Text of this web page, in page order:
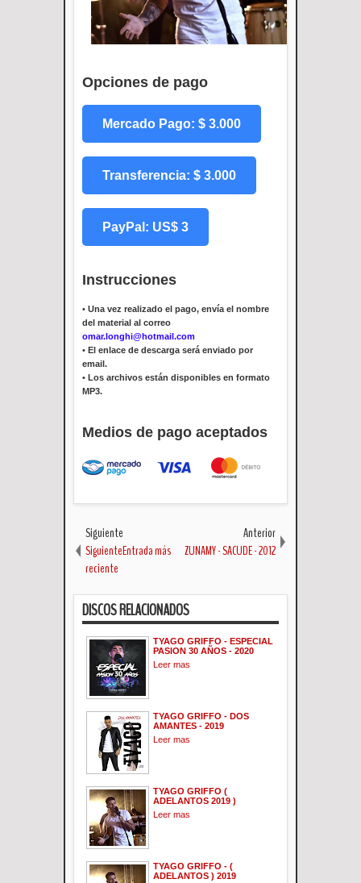
Opciones de pago
Mercado Pago: $ 3.000
Transferencia: $ 3.000
PayPal: US$ 3
Instrucciones
• Una vez realizado el pago, envía el nombre
del material al correo
omar.longhi@hotmail.com
• El enlace de descarga será enviado por
email.
• Los archivos están disponibles en formato
MP3.
Medios de pago aceptados
Siguiente
SiguienteEntrada más
reciente
Anterior
ZUNAMY - SACUDE - 2012
DISCOS RELACIONADOS
TYAGO GRIFFO - ESPECIAL
PASION 30 AÑOS - 2020
Leer mas
TYAGO GRIFFO - DOS
AMANTES - 2019
Leer mas
TYAGO GRIFFO (
ADELANTOS 2019 )
Leer mas
TYAGO GRIFFO - (
ADELANTOS ) 2019